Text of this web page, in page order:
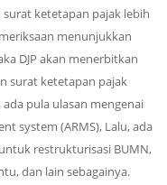
surat ketetapan pajak lebih
menunjukkan
DJP akan menerbitkan
surat ketetapan pajak
ada pula ulasan mengenai
system (ARMS), Lalu, ada
restrukturisasi BUMN,
dan lain sebagainya.